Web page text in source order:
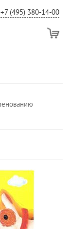
+7 (495) 380-14-00